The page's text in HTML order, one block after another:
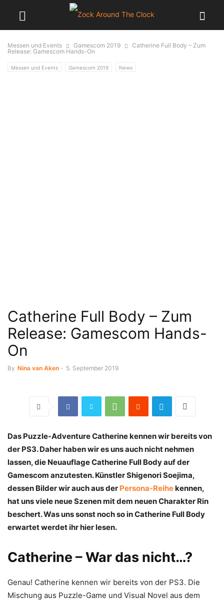
Messen und Events Gamescom 2019
Catherine Full Body – Zum
Release: Gamescom Hands-On
Messen und Events Gamescom 2019 News
Catherine Full Body – Zum
Release: Gamescom Hands-
On
By Nina van Aken - 5. September 2019
Das Puzzle-Adventure Catherine kennen wir bereits von
der PS3. Daher haben wir es uns auch nicht nehmen
lassen, die Neuauflage Catherine Full Body auf der
Gamescom anzutesten. Künstler Shigenori Soejima,
dessen Bilder wir auch aus der Persona-Reihekennen,
hat uns viele neue Szenen mit dem neuen Charakter Rin
beschert. Was uns sonst noch so in Catherine Full Body
erwartet werdet ihr hier lesen.
Catherine – War das nicht…?
Genau! Catherine kennen wir bereits von der PS3. Die
Mischung aus Puzzle-Game und Visual Novel aus dem